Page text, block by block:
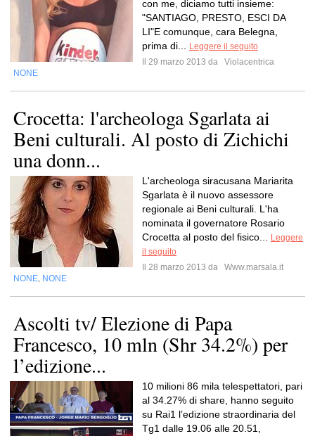
con me, diciamo tutti insieme:
"SANTIAGO, PRESTO, ESCI DA
LI"E comunque, cara Belegna,
prima di...
Leggere il seguito
Il 29 marzo 2013 da
Violacentrica
NONE
Crocetta: l'archeologa Sgarlata ai
Beni culturali. Al posto di Zichichi
una donn...
L'archeologa siracusana Mariarita
Sgarlata è il nuovo assessore
regionale ai Beni culturali. L'ha
nominata il governatore Rosario
Crocetta al posto del fisico...
Leggere
il seguito
Il 28 marzo 2013 da
Www.marsala.it
NONE NONE
Ascolti tv/ Elezione di Papa
Francesco, 10 mln (Shr 34.2%) per
l’edizione...
10 milioni 86 mila telespettatori, pari
al 34.27% di share, hanno seguito
su Rai1 l’edizione straordinaria del
Tg1 dalle 19.06 alle 20.51,